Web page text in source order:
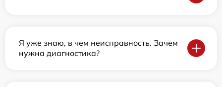
Я уже знаю, в чем неисправность. Зачем
нужна диагностика?